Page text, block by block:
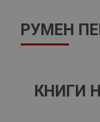
РУМЕН
КНИГИ